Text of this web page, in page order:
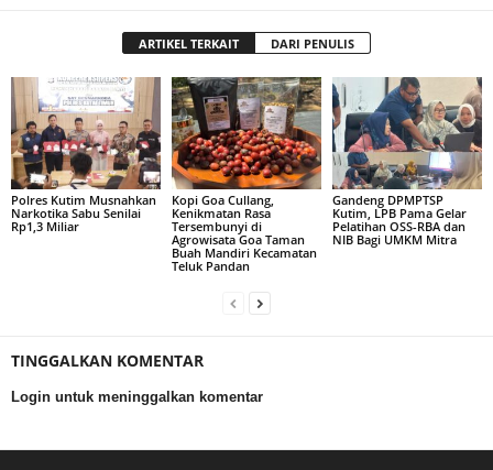
ARTIKEL TERKAIT DARI PENULIS
Polres Kutim Musnahkan
Narkotika Sabu Senilai
Rp1,3 Miliar
Kopi Goa Cullang,
Kenikmatan Rasa
Tersembunyi di
Agrowisata Goa Taman
Buah Mandiri Kecamatan
Teluk Pandan
Gandeng DPMPTSP
Kutim, LPB Pama Gelar
Pelatihan OSS-RBA dan
NIB Bagi UMKM Mitra
TINGGALKAN KOMENTAR
Login untuk meninggalkan komentar